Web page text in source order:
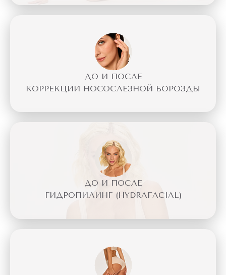
ДО И ПОСЛЕ
КОРРЕКЦИИ НОСОСЛЕЗНОЙ БОРОЗДЫ
ДО И ПОСЛЕ
ГИДРОПИЛИНГ (HYDRAFACIAL)